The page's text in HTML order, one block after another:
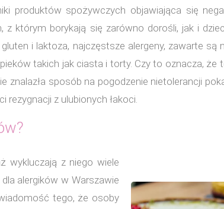
produktów spożywczych objawiająca się
którym borykają się zarówno dorośli, jak i
i laktoza, najczęstsze alergeny, zawarte są
takich jak ciasta i torty. Czy to oznacza, że
znalazła sposób na pogodzenie nietolerancji
z ulubionych łakoci.
wykluczają z niego wiele
alergików w Warszawie
tego, że osoby